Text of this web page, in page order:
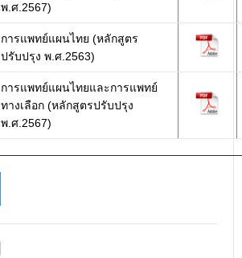
พ.ศ.2567)
การแพทย์แผนไทย (หลักสูตร
ปรับปรุง พ.ศ.2563)
การแพทย์แผนไทยและการแพทย์
ทางเลือก (หลักสูตรปรับปรุง
พ.ศ.2567)